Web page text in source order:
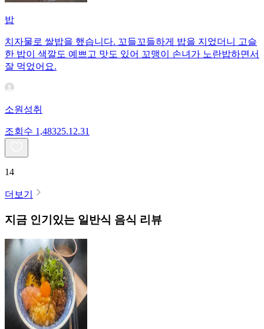
밥
치자물로 쌀밥을 했습니다. 꼬들꼬들하게 밥을 지었더니 고슬
한 밥이 색깔도 예쁘고 맛도 있어 꼬맹이 손녀가 노란밥하면서
잘 먹었어요.
소원성취
조회수 1,48325.12.31
14
더보기
지금 인기있는 일반식 음식 리뷰